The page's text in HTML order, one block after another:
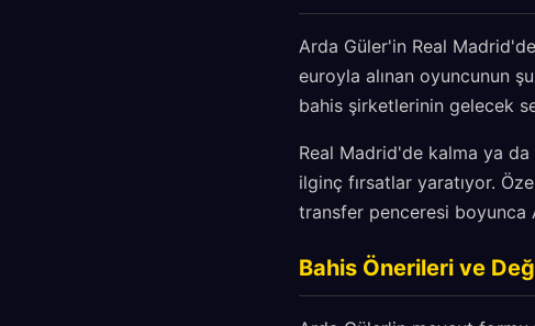
Arda Güler'in Real
euroyla alınan oyuncunun
bahis şirketlerinin gelecek
Real Madrid'de kalma ya
ilginç fırsatlar yaratıyor.
transfer penceresi boyunca
Bahis Önerileri ve